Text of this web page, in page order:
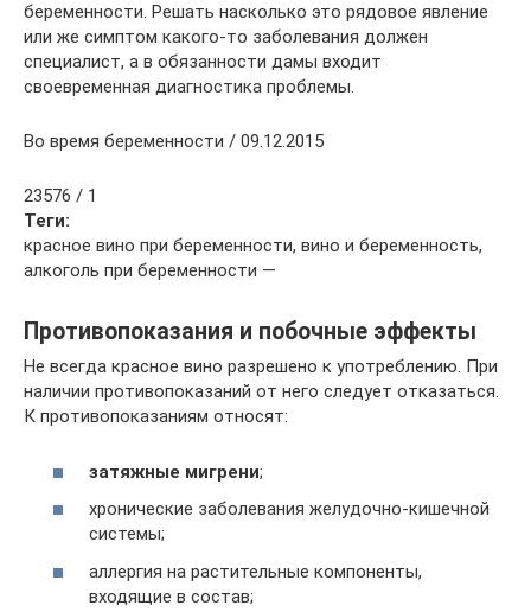
беременности. Решать насколько это рядовое явление
или же симптом какого-то заболевания должен
специалист, а в обязанности дамы входит
своевременная диагностика проблемы.
Во время беременности / 09.12.2015
23576 / 1
Теги:
красное вино при беременности, вино и беременность,
алкоголь при беременности —
Противопоказания и побочные эффекты
Не всегда красное вино разрешено к употреблению. При
наличии противопоказаний от него следует отказаться.
К противопоказаниям относят:
затяжные мигрени;
хронические заболевания желудочно-кишечной
системы;
аллергия на растительные компоненты,
входящие в состав;